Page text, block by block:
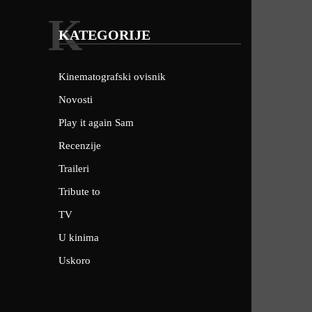
KATEGORIJE
K
Kinematografski ovisnik
Novosti
Play it again Sam
Recenzije
Traileri
Tribute to
TV
U kinima
Uskoro